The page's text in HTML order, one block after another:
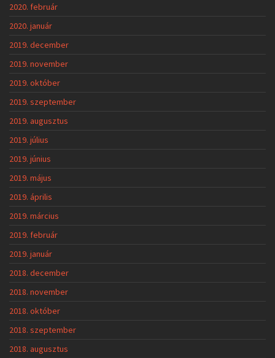
2020. február
2020. január
2019. december
2019. november
2019. október
2019. szeptember
2019. augusztus
2019. július
2019. június
2019. május
2019. április
2019. március
2019. február
2019. január
2018. december
2018. november
2018. október
2018. szeptember
2018. augusztus